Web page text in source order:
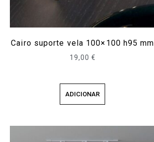
Cairo suporte vela 100×100 h95 mm
19,00€
ADICIONAR